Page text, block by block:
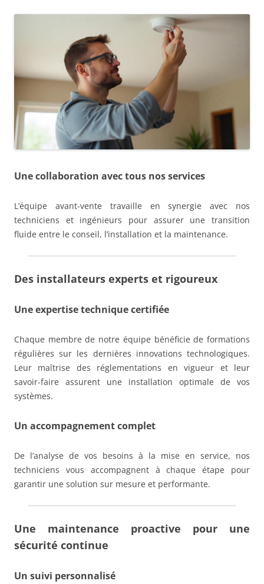
Une collaboration avec tous nos services
L’équipe avant-vente travaille en synergie avec nos
techniciens et ingénieurs pour assurer une transition
fluide entre le conseil, l’installation et la maintenance.
Des installateurs experts et rigoureux
Une expertise technique certifiée
Chaque membre de notre équipe bénéficie de formations
régulières sur les dernières innovations technologiques.
Leur maîtrise des réglementations en vigueur et leur
savoir-faire assurent une installation optimale de vos
systèmes.
Un accompagnement complet
De l’analyse de vos besoins à la mise en service, nos
techniciens vous accompagnent à chaque étape pour
garantir une solution sur mesure et performante.
Une maintenance proactive pour une
sécurité continue
Un suivi personnalisé